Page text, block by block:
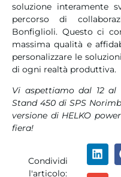
soluzione interamente
percorso di
Bonfiglioli. Questo ci
massima qualità e
personalizzare le
di ogni realtà produttiva.
Vi aspettiamo dal 12 al
Stand 450 di SPS
versione di HELKO
fiera!
Condividi
l'articolo: